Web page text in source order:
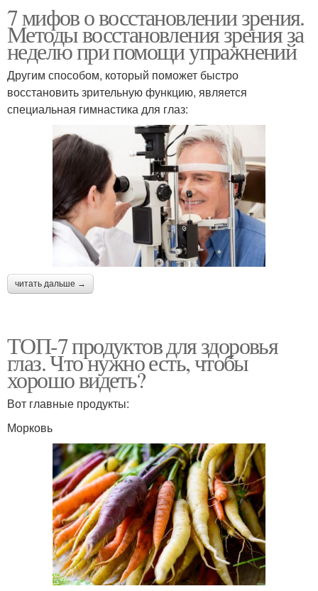
7 мифов о восстановлении зрения.
Методы восстановления зрения за
неделю при помощи упражнений
Другим способом, который поможет быстро
восстановить зрительную функцию, является
специальная гимнастика для глаз:
читать дальше →
ТОП-7 продуктов для здоровья
глаз. Что нужно есть, чтобы
хорошо видеть?
Вот главные продукты:
Морковь